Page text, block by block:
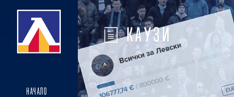
НАЧАЛО
КАУЗИ